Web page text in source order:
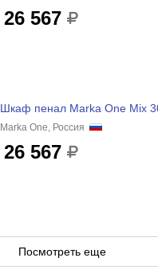
26 567
Шкаф пенал Marka One Mix
Marka One, Россия
26 567
Посмотреть еще